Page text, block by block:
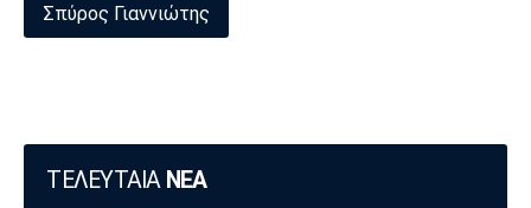
Σπύρος Γιαννιώτης
ΤΕΛΕΥΤΑΙΑ ΝΕΑ